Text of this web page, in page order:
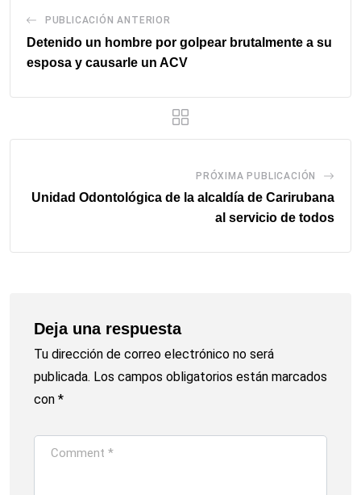
PUBLICACIÓN ANTERIOR
Detenido un hombre por golpear brutalmente a su
esposa y causarle un ACV
PRÓXIMA PUBLICACIÓN
Unidad Odontológica de la alcaldía de Carirubana
al servicio de todos
Deja una respuesta
Tu dirección de correo electrónico no será
publicada. Los campos obligatorios están marcados
con *